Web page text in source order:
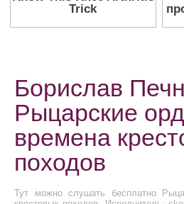
Борислав
Рыцарские
времена
походов
Тут можно слушать бесплатно